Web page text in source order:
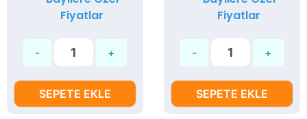
Fiyatlar
SEPETE EKLE
Fiyatlar
SEPETE EKLE